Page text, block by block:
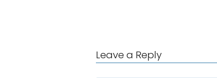
Leave a Reply